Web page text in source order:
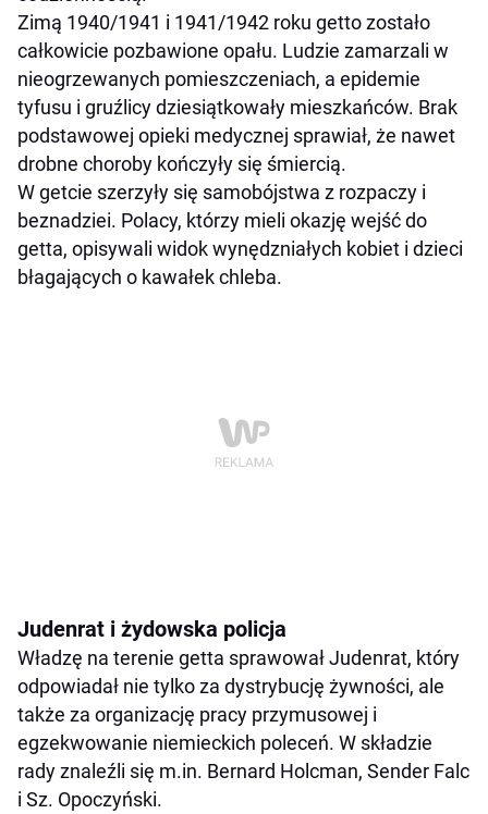
Zimą 1940/1941 i 1941/1942 roku getto zostało
całkowicie pozbawione opału. Ludzie zamarzali w
nieogrzewanych pomieszczeniach, a epidemie
tyfusu i gruźlicy dziesiątkowały mieszkańców. Brak
podstawowej opieki medycznej sprawiał, że nawet
drobne choroby kończyły się śmiercią.
W getcie szerzyły się samobójstwa z rozpaczy i
beznadziei. Polacy, którzy mieli okazję wejść do
getta, opisywali widok wynędzniałych kobiet i dzieci
błagających o kawałek chleba.
Judenrat i żydowska policja
Władzę na terenie getta sprawował Judenrat, który
odpowiadał nie tylko za dystrybucję żywności, ale
także za organizację pracy przymusowej i
egzekwowanie niemieckich poleceń. W składzie
rady znaleźli się m.in. Bernard Holcman, Sender Falc
i Sz. Opoczyński.